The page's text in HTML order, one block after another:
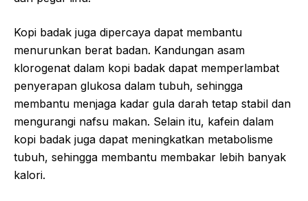
Kopi badak juga dipercaya dapat membantu
menurunkan berat badan. Kandungan asam
klorogenat dalam kopi badak dapat memperlambat
penyerapan glukosa dalam tubuh, sehingga
membantu menjaga kadar gula darah tetap stabil dan
mengurangi nafsu makan. Selain itu, kafein dalam
kopi badak juga dapat meningkatkan metabolisme
tubuh, sehingga membantu membakar lebih banyak
kalori.